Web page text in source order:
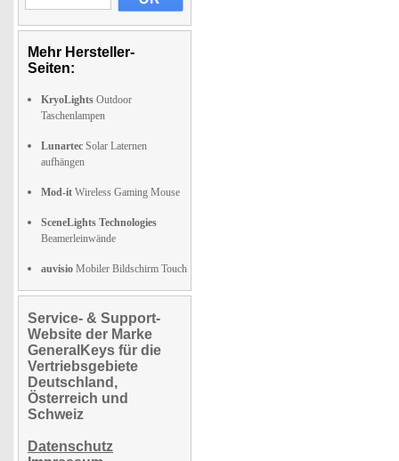
Mehr Hersteller-
Seiten:
KryoLights Outdoor
Taschenlampen
Lunartec Solar Laternen
aufhängen
Mod-it Wireless Gaming Mouse
SceneLights Technologies
Beamerleinwände
auvisio Mobiler Bildschirm Touch
Service- & Support-
Website der Marke
GeneralKeys für die
Vertriebsgebiete
Deutschland,
Österreich und
Schweiz
Datenschutz